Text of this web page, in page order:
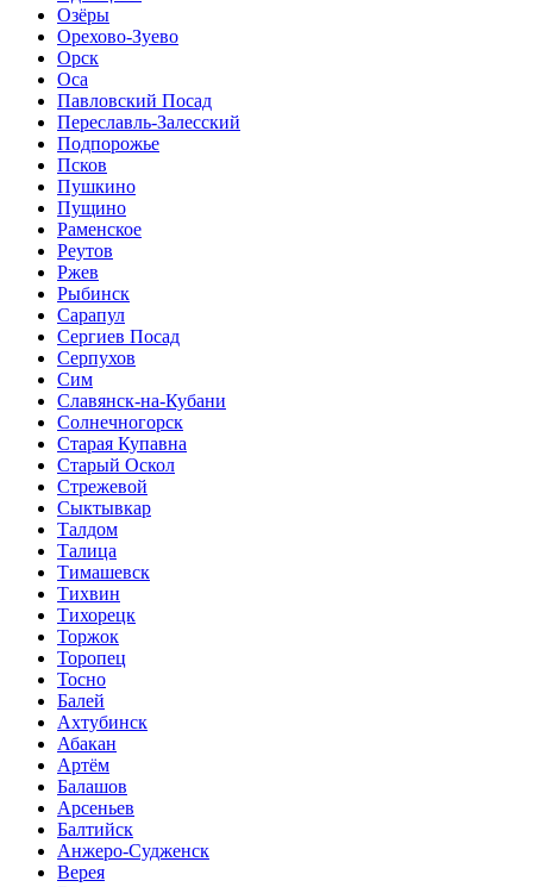
Озёры
Орехово-Зуево
Орск
Оса
Павловский Посад
Переславль-Залесский
Подпорожье
Псков
Пушкино
Пущино
Раменское
Реутов
Ржев
Рыбинск
Сарапул
Сергиев Посад
Серпухов
Сим
Славянск-на-Кубани
Солнечногорск
Старая Купавна
Старый Оскол
Стрежевой
Сыктывкар
Талдом
Талица
Тимашевск
Тихвин
Тихорецк
Торжок
Торопец
Тосно
Балей
Ахтубинск
Абакан
Артём
Балашов
Арсеньев
Балтийск
Анжеро-Судженск
Верея